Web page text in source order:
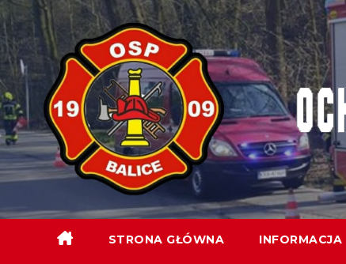
STRONA GŁÓWNA INFORMACJA